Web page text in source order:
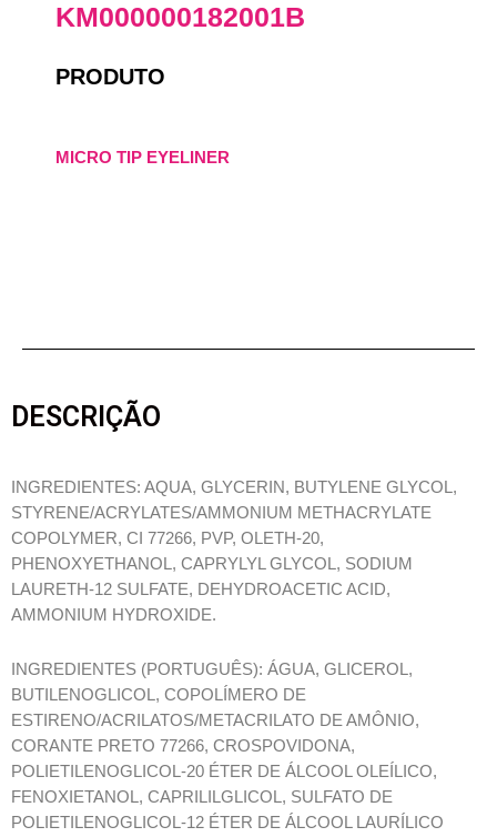
KM000000182001B
PRODUTO
MICRO TIP EYELINER
DESCRIÇÃO
INGREDIENTES: AQUA, GLYCERIN, BUTYLENE GLYCOL,
STYRENE/ACRYLATES/AMMONIUM METHACRYLATE
COPOLYMER, CI 77266, PVP, OLETH-20,
PHENOXYETHANOL, CAPRYLYL GLYCOL, SODIUM
LAURETH-12 SULFATE, DEHYDROACETIC ACID,
AMMONIUM HYDROXIDE.
INGREDIENTES (PORTUGUÊS): ÁGUA, GLICEROL,
BUTILENOGLICOL, COPOLÍMERO DE
ESTIRENO/ACRILATOS/METACRILATO DE AMÔNIO,
CORANTE PRETO 77266, CROSPOVIDONA,
POLIETILENOGLICOL-20 ÉTER DE ÁLCOOL OLEÍLICO,
FENOXIETANOL, CAPRILILGLICOL, SULFATO DE
POLIETILENOGLICOL-12 ÉTER DE ÁLCOOL LAURÍLICO